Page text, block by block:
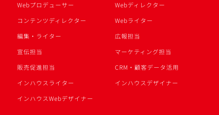
Webプロデューサー
Webディレクター
コンテンツディレクター
Webライター
編集・ライター
広報担当
宣伝担当
マーケティング担当
販売促進担当
CRM・顧客データ活用
インハウスライター
インハウスデザイナー
インハウスWebデザイナー